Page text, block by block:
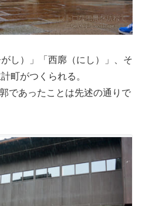
し）」「西廓（にし）」、そ
町がつくられる。
であったことは先述の通りで